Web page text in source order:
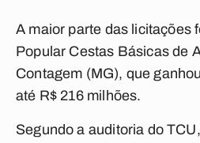
A maior parte das licitações
Popular Cestas Básicas de
Contagem (MG), que
até R$ 216 milhões.
Segundo a auditoria do